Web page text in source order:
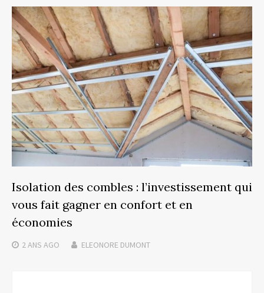
Isolation des combles : l’investissement qui
vous fait gagner en confort et en
économies
2 ANS AGO ELEONORE DUMONT